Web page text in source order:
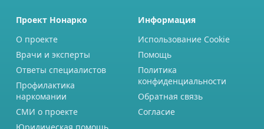
Проект Нонарко
О проекте
Врачи и эксперты
Ответы специалистов
Профилактика
наркомании
СМИ о проекте
Информация
Использование Cookie
Помощь
Политика
конфиденциальности
Обратная связь
Согласие